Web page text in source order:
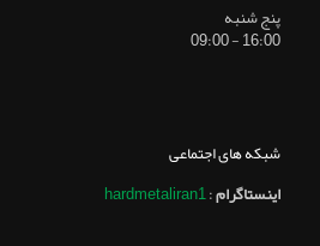
پنج شنبه
16:00 - 09:00
شبکه های اجتماعی
اینستاگرام:
hardmetaliran1